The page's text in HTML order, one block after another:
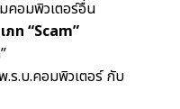
คอมพิวเตอร์อื่น
ท “Scam”
ร.บ.คอมพิวเตอร์ กับ